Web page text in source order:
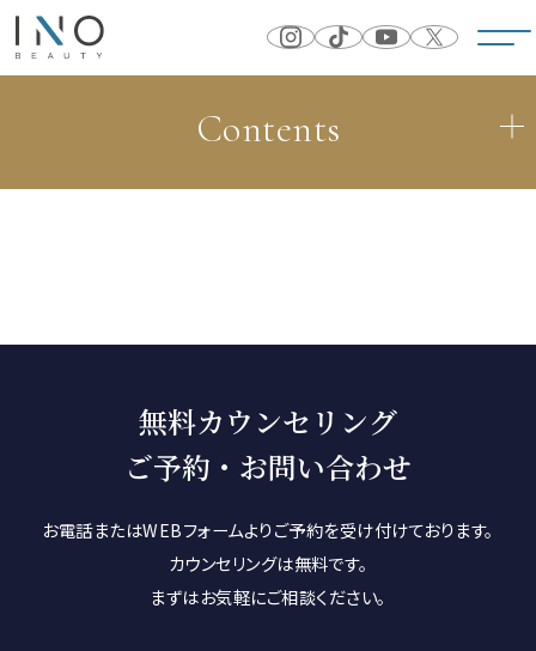
Contents
無料カウンセリング
ご予約・お問い合わせ
お電話またはWEBフォームよりご予約を受け付けております。
カウンセリングは無料です。
まずはお気軽にご相談ください。